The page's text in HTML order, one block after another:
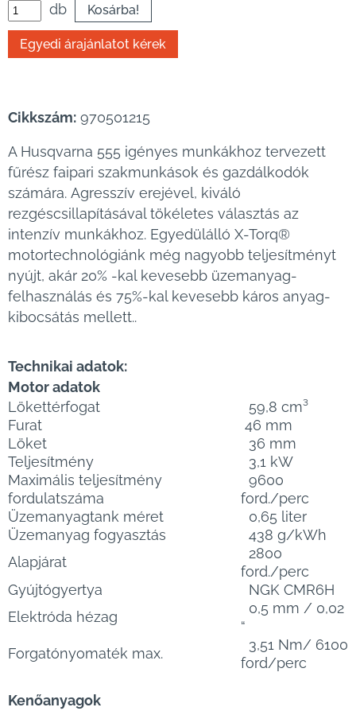
db
Cikkszám: 970501215
A Husqvarna 555 igényes munkákhoz tervezett
fűrész faipari szakmunkások és gazdálkodók
számára. Agresszív erejével, kiváló
rezgéscsillapításával tökéletes választás az
intenzív munkákhoz. Egyedülálló X-Torq®
motortechnológiánk még nagyobb teljesítményt
nyújt, akár 20% -kal kevesebb üzemanyag-
felhasználás és 75%-kal kevesebb káros anyag-
kibocsátás mellett..
Technikai adatok:
Motor adatok
Lökettérfogat
59,8 cm³
Furat
46 mm
Löket
36 mm
Teljesítmény
3,1 kW
Maximális teljesítmény
fordulatszáma
9600
ford./perc
Üzemanyagtank méret
0,65 liter
Üzemanyag fogyasztás
438 g/kWh
Alapjárat
2800
ford./perc
Gyújtógyertya
NGK CMR6H
Elektróda hézag
0,5 mm / 0,02
“
Forgatónyomaték max.
3,51 Nm/ 6100
ford/perc
Kenőanyagok